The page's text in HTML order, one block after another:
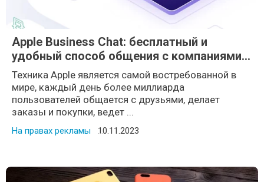
Apple Business Chat: бесплатный и
удобный способ общения с компаниями-
участниками
Техника Apple является самой востребованной в
мире, каждый день более миллиарда
пользователей общается с друзьями, делает
заказы и покупки, ведет ...
На правах рекламы Posted on
10.11.2023